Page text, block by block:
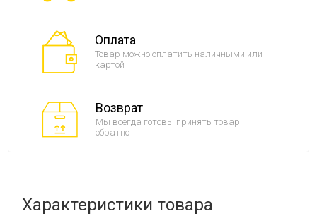
Оплата
Товар можно оплатить наличными или
картой
Возврат
Мы всегда готовы принять товар
обратно
Характеристики товара